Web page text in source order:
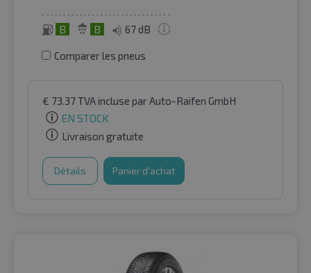
B B 67 dB
Comparer les pneus
€ 73.37TVA incluse par Auto-Raifen GmbH
EN STOCK
Livraison gratuite
Détails Panier d'achat